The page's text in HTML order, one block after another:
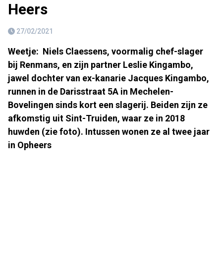
Heers
27/02/2021
Weetje: Niels Claessens, voormalig chef-slager
bij Renmans, en zijn partner Leslie Kingambo,
jawel dochter van ex-kanarie Jacques Kingambo,
runnen in de Darisstraat 5A in Mechelen-
Bovelingen sinds kort een slagerij. Beiden zijn ze
afkomstig uit Sint-Truiden, waar ze in 2018
huwden (zie foto). Intussen wonen ze al twee jaar
in Opheers